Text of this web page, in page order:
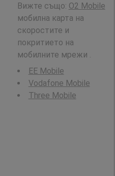
Вижте също: O2 Mobile
мобилна карта на
скоростите и
покритието на
мобилните мрежи .
EE Mobile
Vodafone Mobile
Three Mobile